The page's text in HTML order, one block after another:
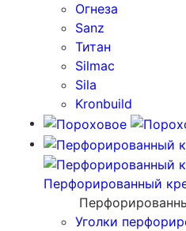
Огнеза
Sanz
Титан
Silmac
Sila
Kronbuild
Перфорированный
Уголки